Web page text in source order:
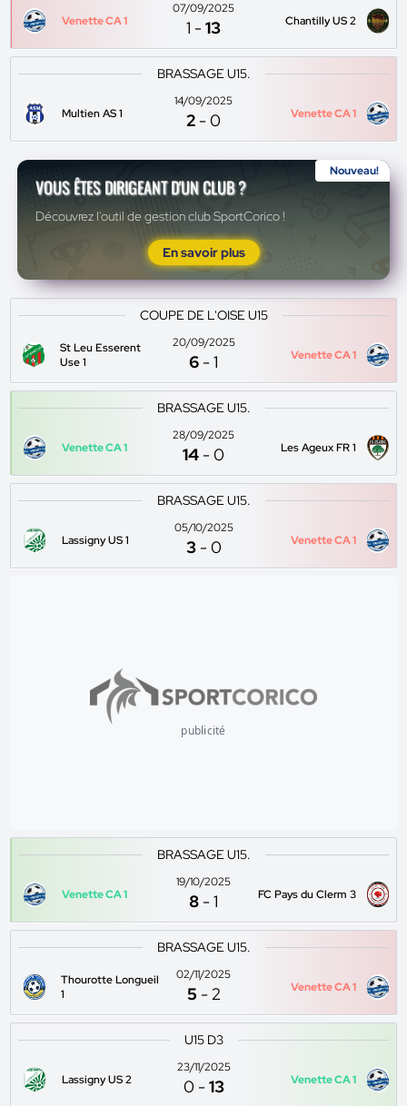
Venette CA 1
07/09/2025
1 -13 Chantilly US 2
BRASSAGE U15.
Multien AS 1
14/09/2025
2 -0 Venette CA 1
Nouveau!
VOUS ÊTES DIRIGEANT D'UN CLUB ?
Découvrez l'outil de gestion club SportCorico !
En savoir plus
COUPE DE L'OISE U15
St Leu Esserent
Use 1
20/09/2025
6 -1 Venette CA 1
BRASSAGE U15.
Venette CA 1
28/09/2025
14 -0 Les Ageux FR 1
BRASSAGE U15.
Lassigny US 1
05/10/2025
3 -0 Venette CA 1
publicité
BRASSAGE U15.
Venette CA 1
19/10/2025
8 -1 FC Pays du Clerm 3
BRASSAGE U15.
Thourotte Longueil
1
02/11/2025
5 -2 Venette CA 1
U15 D3
Lassigny US 2
23/11/2025
0 -13 Venette CA 1